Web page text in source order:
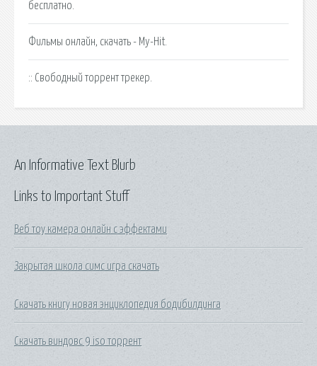
бесплатно.
Фильмы онлайн, скачать - My-Hit.
:: Свободный торрент трекер.
Links to Important Stuff
Веб тоу камера онлайн с эффектами
Закрытая школа симс игра скачать
Скачать книгу новая энциклопедия бодибилдинга
Скачать виндовс 9 iso торрент
An Informative Text Blurb